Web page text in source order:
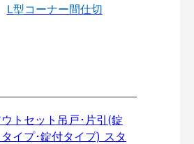
L型コーナー間仕切